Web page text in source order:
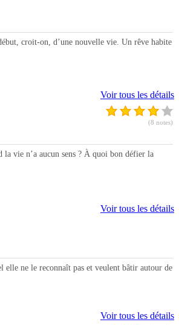
croit-on, d’une nouvelle vie. Un rêve habite
Voir tous les détails
(8 notes)
vie n’a aucun sens ? À quoi bon défier la
Voir tous les détails
ne le reconnaît pas et veulent bâtir autour de
Voir tous les détails